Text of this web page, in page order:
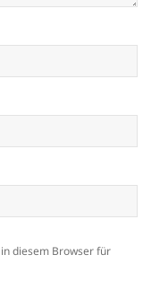
diesem Browser für